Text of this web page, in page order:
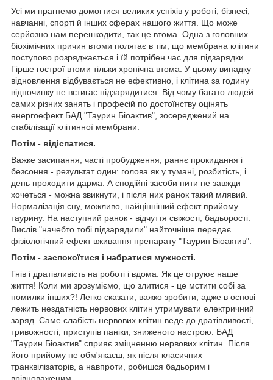
Усі ми прагнемо домогтися великих успіхів у роботі, бізнесі,
навчанні, спорті й інших сферах нашого життя. Що може
серйозно нам перешкодити, так це втома. Одна з головних
біохімічних причин втоми полягає в тім, що мембрана клітини
поступово розряджається і їй потрібен час для підзарядки.
Гірше гострої втоми тільки хронічна втома. У цьому випадку
відновлення відбувається не ефективно, і клітина за годину
відпочинку не встигає підзарядитися. Від чому багато людей
самих різних занять і професій по достоїнству оцінять
енергоефект БАД "Таурин Біоактив", зосереджений на
стабілізації клітинної мембрани.
Потім - відіспатися.
Важке засипання, часті пробудження, раннє прокидання і
безсоння - результат один: голова як у тумані, розбитість, і
день проходити дарма. А снодійні засоби пити не завжди
хочеться - можна звикнути, і після них ранок такий млявий.
Нормалізація сну, можливо, найцінніший ефект прийому
таурину. На наступний ранок - відчуття свіжості, бадьорості.
Вислів "начебто тобі підзарядили" найточніше передає
фізіологічний ефект вживання препарату "Таурин Біоактив".
Потім - заспокоїтися і набратися мужності.
Гнів і дратівливість на роботі і вдома. Як це отруює наше
життя! Коли ми зрозуміємо, що злитися - це мстити собі за
помилки інших?! Легко сказати, важко зробити, адже в основі
лежить нездатність нервових клітин утримувати електричний
заряд. Саме слабість нервових клітин веде до дратівливості,
тривожності, приступів паніки, зниженого настрою. БАД
"Таурин Біоактив" сприяє зміцненню нервових клітин. Після
його прийому не обм'якаєш, як після класичних
транквілізаторів, а навпроти, робишся бадьорим і
врівноваженим.